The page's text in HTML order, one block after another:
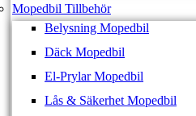
Mopedbil Tillbehör
Belysning Mopedbil
Däck Mopedbil
El-Prylar Mopedbil
Lås & Säkerhet Mopedbil